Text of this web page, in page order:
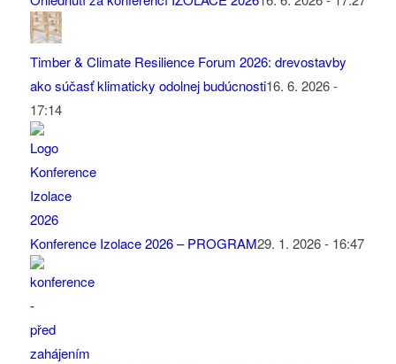
Timber & Climate Resilience Forum 2026: drevostavby
ako súčasť klimaticky odolnej budúcnosti16. 6. 2026 -
17:14
Konference Izolace 2026 – PROGRAM29. 1. 2026 - 16:47